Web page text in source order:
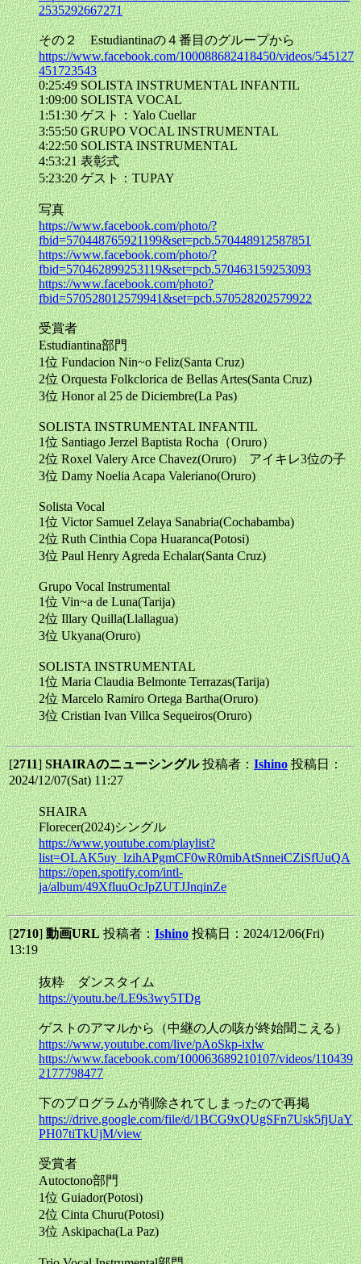
2535292667271
その２ Estudiantinaの４番目のグループから
https://www.facebook.com/100088682418450/videos/545127
451723543
0:25:49 SOLISTA INSTRUMENTAL INFANTIL
1:09:00 SOLISTA VOCAL
1:51:30 ゲスト：Yalo Cuellar
3:55:50 GRUPO VOCAL INSTRUMENTAL
4:22:50 SOLISTA INSTRUMENTAL
4:53:21 表彰式
5:23:20 ゲスト：TUPAY
写真
https://www.facebook.com/photo/?
fbid=570448765921199&set=pcb.570448912587851
https://www.facebook.com/photo/?
fbid=570462899253119&set=pcb.570463159253093
https://www.facebook.com/photo?
fbid=570528012579941&set=pcb.570528202579922
受賞者
Estudiantina部門
1位 Fundacion Nin~o Feliz(Santa Cruz)
2位 Orquesta Folkclorica de Bellas Artes(Santa Cruz)
3位 Honor al 25 de Diciembre(La Pas)
SOLISTA INSTRUMENTAL INFANTIL
1位 Santiago Jerzel Baptista Rocha（Oruro）
2位 Roxel Valery Arce Chavez(Oruro) アイキレ3位の子
3位 Damy Noelia Acapa Valeriano(Oruro)
Solista Vocal
1位 Victor Samuel Zelaya Sanabria(Cochabamba)
2位 Ruth Cinthia Copa Huaranca(Potosi)
3位 Paul Henry Agreda Echalar(Santa Cruz)
Grupo Vocal Instrumental
1位 Vin~a de Luna(Tarija)
2位 Illary Quilla(Llallagua)
3位 Ukyana(Oruro)
SOLISTA INSTRUMENTAL
1位 Maria Claudia Belmonte Terrazas(Tarija)
2位 Marcelo Ramiro Ortega Bartha(Oruro)
3位 Cristian Ivan Villca Sequeiros(Oruro)
[2711]SHAIRAのニューシングル投稿者：Ishino 投稿日：
2024/12/07(Sat) 11:27
SHAIRA
Florecer(2024)シングル
https://www.youtube.com/playlist?
list=OLAK5uy_lzihAPgmCF0wR0mibAtSnneiCZiSfUuQA
https://open.spotify.com/intl-
ja/album/49XfluuOcJpZUTJJnqinZe
[2710]動画URL投稿者：Ishino 投稿日：2024/12/06(Fri)
13:19
抜粋 ダンスタイム
https://youtu.be/LE9s3wy5TDg
ゲストのアマルから（中継の人の咳が終始聞こえる）
https://www.youtube.com/live/pAoSkp-ixlw
https://www.facebook.com/100063689210107/videos/110439
2177798477
下のプログラムが削除されてしまったので再掲
https://drive.google.com/file/d/1BCG9xQUgSFn7Usk5fjUaY
PH07tiTkUjM/view
受賞者
Autoctono部門
1位 Guiador(Potosi)
2位 Cinta Churu(Potosi)
3位 Askipacha(La Paz)